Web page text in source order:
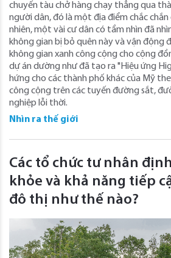
chuyến tàu chở hàng chạy thẳng qua
người dân, đó là một địa điểm chắc chắn
nhiên, một vài cư dân có tầm nhìn đã
không gian bị bỏ quên này và vận động
không gian xanh công cộng cho cộng
dự án dường như đã tạo ra "Hiệu ứng
hứng cho các thành phố khác của Mỹ
công cộng trên các tuyến đường sắt,
nghiệp lỗi thời.
Nhìn ra thế giới
Các tổ chức tư nhân
khỏe và khả năng tiếp
đô thị như thế nào?